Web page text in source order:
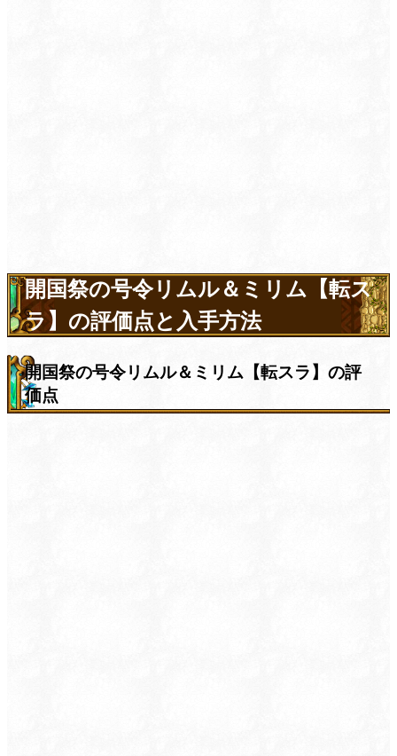
開国祭の号令リムル＆ミリム【転ス
ラ】の評価点と入手方法
開国祭の号令リムル＆ミリム【転スラ】の評
価点